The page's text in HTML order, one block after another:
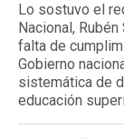
Lo sostuvo el
Nacional,
falta de
Gobierno
sistemática de
educación